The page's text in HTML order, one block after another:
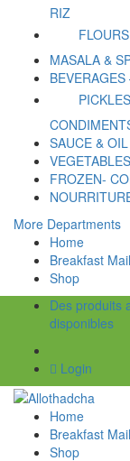
RIZ
MASALA &
SAUCE &
FROZEN-
More Departments
Home
Breakfast Mail
Shop
Des produits
disponibles
Login
Home
Breakfast Mail
Shop